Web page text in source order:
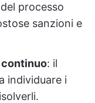
processo
sanzioni e
: il
individuare i